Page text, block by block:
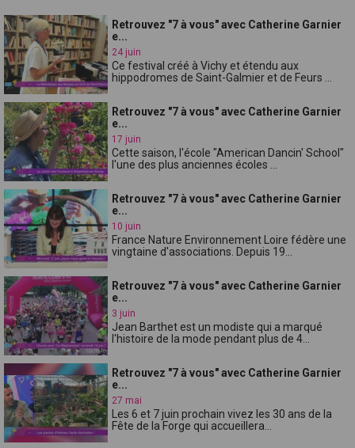
Retrouvez "7 à vous" avec Catherine Garnier
e...
24 juin
Ce festival créé à Vichy et étendu aux
hippodromes de Saint-Galmier et de Feurs ...
Retrouvez "7 à vous" avec Catherine Garnier
e...
17 juin
Cette saison, l'école "American Dancin' School"
l'une des plus anciennes écoles ...
Retrouvez "7 à vous" avec Catherine Garnier
e...
10 juin
France Nature Environnement Loire fédère une
vingtaine d'associations. Depuis 19...
Retrouvez "7 à vous" avec Catherine Garnier
e...
3 juin
Jean Barthet est un modiste qui a marqué
l'histoire de la mode pendant plus de 4...
Retrouvez "7 à vous" avec Catherine Garnier
e...
27 mai
Les 6 et 7 juin prochain vivez les 30 ans de la
Fête de la Forge qui accueillera...